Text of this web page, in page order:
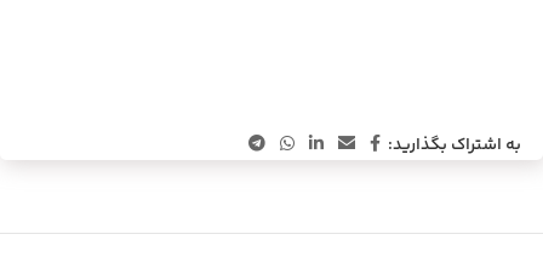
به اشتراک بگذارید: